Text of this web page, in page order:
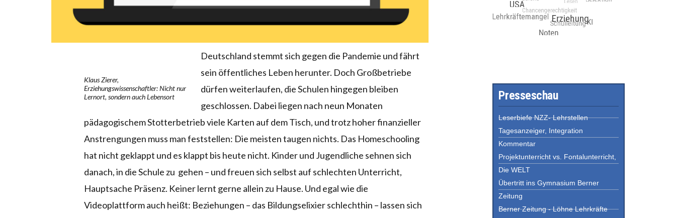
Klaus Zierer,
Erziehungswissenschaftler: Nicht nur
Lernort, sondern auch Lebensort
Deutschland stemmt sich gegen die Pandemie und fährt
sein öffentliches Leben herunter. Doch Großbetriebe
dürfen weiterlaufen, die Schulen hingegen bleiben
geschlossen. Dabei liegen nach neun Monaten
pädagogischem Stotterbetrieb viele Karten auf dem Tisch, und trotz hoher finanzieller
Anstrengungen muss man feststellen: Die meisten taugen nichts. Das Homeschooling
hat nicht geklappt und es klappt bis heute nicht. Kinder und Jugendliche sehnen sich
danach, in die Schule zu gehen – und freuen sich selbst auf schlechten Unterricht,
Hauptsache Präsenz. Keiner lernt gerne allein zu Hause. Und egal wie die
Videoplattform auch heißt: Beziehungen – das Bildungselixier schlechthin – lassen sich
Presseschau
Leserbiefe NZZ- Lehrstellen
Tagesanzeiger, Integration
Kommentar
Projektunterricht vs. Fontalunterricht,
Die WELT
Übertritt ins Gymnasium Berner
Zeitung
Berner Zeitung - Löhne Lehrkräfte